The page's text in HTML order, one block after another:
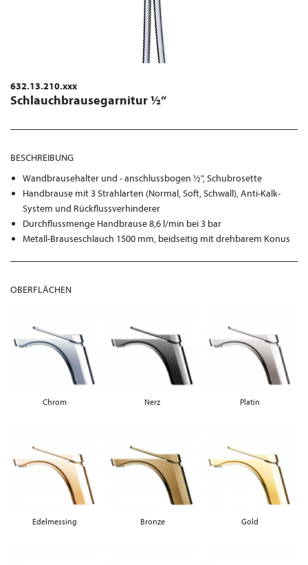
632.13.210.xxx
Schlauchbrausegarnitur ½“
BESCHREIBUNG
Wandbrausehalter und - anschlussbogen ½", Schubrosette
Handbrause mit 3 Strahlarten (Normal, Soft, Schwall), Anti-Kalk-
System und Rückflussverhinderer
Durchflussmenge Handbrause 8,6 l/min bei 3 bar
Metall-Brauseschlauch 1500 mm, beidseitig mit drehbarem Konus
OBERFLÄCHEN
Chrom Nerz Platin
Edelmessing Bronze Gold